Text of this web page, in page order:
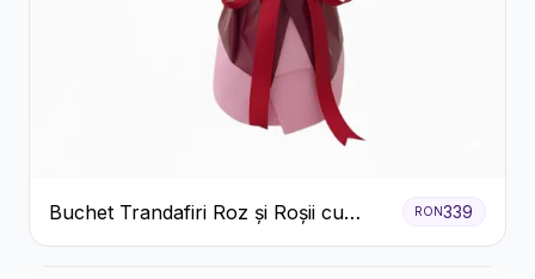
Buchet Trandafiri Roz și Roșii cu
Eucalipt și Gypsophila
RON339